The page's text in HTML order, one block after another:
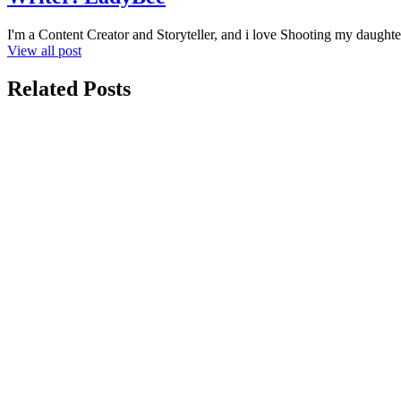
I'm a Content Creator and Storyteller, and i love Shooting my
View all post
Related Posts